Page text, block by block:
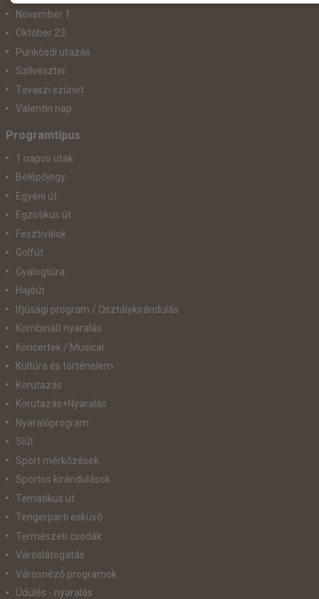
November 1.
Október 23.
Pünkösdi utazás
Szilveszter
Tavaszi szünet
Valentin nap
Programtípus
1 napos utak
Belépőjegy
Egyéni út
Egzotikus út
Fesztiválok
Golfút
Gyalogtúra
Hajóút
Ifjúsági program / Osztálykirándulás
Kombinált nyaralás
Koncertek / Musical
Kultúra és történelem
Körutazás
Körutazás+Nyaralás
Nyaralóprogram
Síút
Sport mérkőzések
Sportos kirándulások
Tematikus út
Tengerparti esküvő
Természeti csodák
Városlátogatás
Városnéző programok
Üdülés - nyaralás